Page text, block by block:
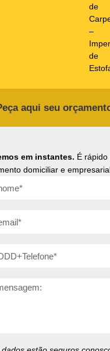
de
–
de
aqui seu
em instantes. É rápido
domiciliar e